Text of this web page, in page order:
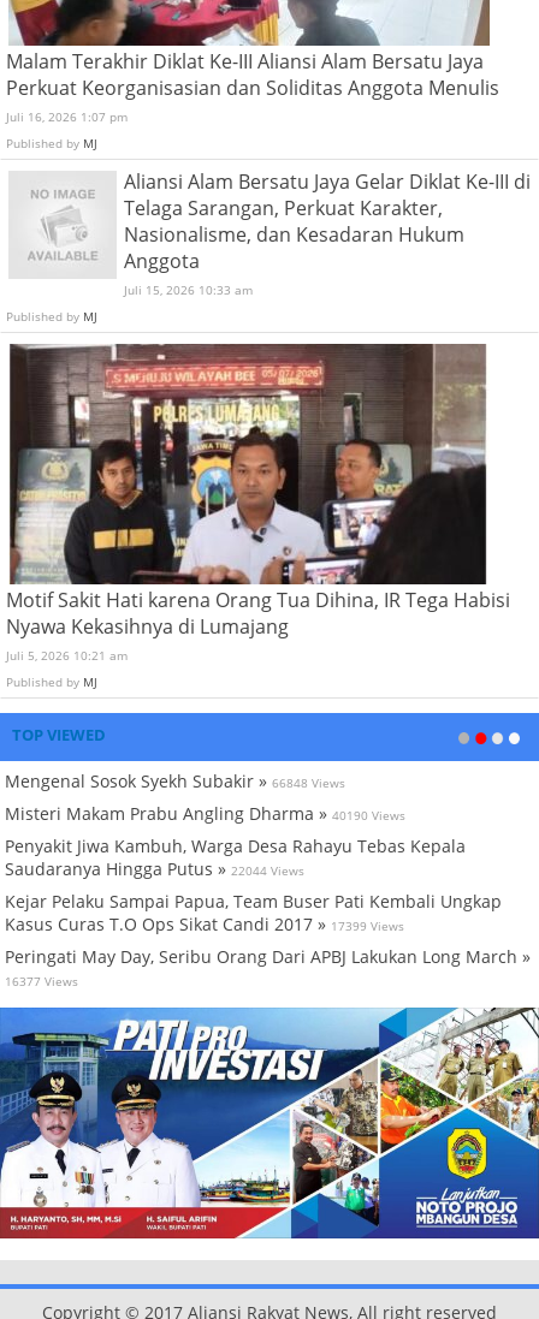
Malam Terakhir Diklat Ke-III Aliansi Alam Bersatu Jaya
Perkuat Keorganisasian dan Soliditas Anggota Menulis
Juli 16, 2026 1:07 pm
Published by MJ
Aliansi Alam Bersatu Jaya Gelar Diklat Ke-III di
Telaga Sarangan, Perkuat Karakter,
Nasionalisme, dan Kesadaran Hukum
Anggota
Juli 15, 2026 10:33 am
Published by MJ
Motif Sakit Hati karena Orang Tua Dihina, IR Tega Habisi
Nyawa Kekasihnya di Lumajang
Juli 5, 2026 10:21 am
Published by MJ
TOP VIEWED
Mengenal Sosok Syekh Subakir » 66848 Views
Misteri Makam Prabu Angling Dharma » 40190 Views
Penyakit Jiwa Kambuh, Warga Desa Rahayu Tebas Kepala
Saudaranya Hingga Putus » 22044 Views
Kejar Pelaku Sampai Papua, Team Buser Pati Kembali Ungkap
Kasus Curas T.O Ops Sikat Candi 2017 » 17399 Views
Peringati May Day, Seribu Orang Dari APBJ Lakukan Long March »
16377 Views
Copyright © 2017 Aliansi Rakyat News, All right reserved